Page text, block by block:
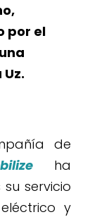
por el
de
ha
servicio
y